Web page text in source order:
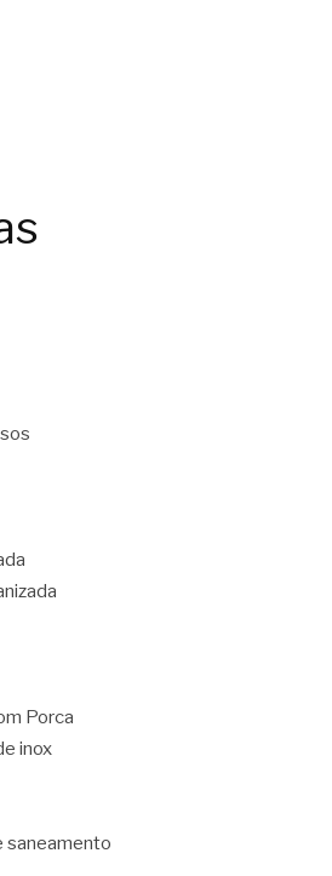
Porca
inox
saneamento